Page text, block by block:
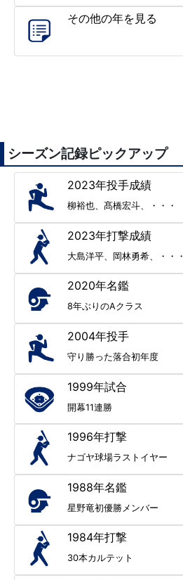
その他の年を見る
シーズン記録ピックアップ
2023年投手成績
柳裕也、髙橋宏斗、・・・
2023年打撃成績
大島洋平、岡林勇希、・・・
2020年名鑑
8年ぶりのAクラス
2004年投手
守り勝った落合初年度
1999年試合
開幕11連勝
1996年打撃
ナゴヤ球場ラストイヤー
1988年名鑑
星野竜初優勝メンバー
1984年打撃
30本カルテット